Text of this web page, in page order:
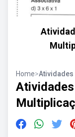
Home>Atividades